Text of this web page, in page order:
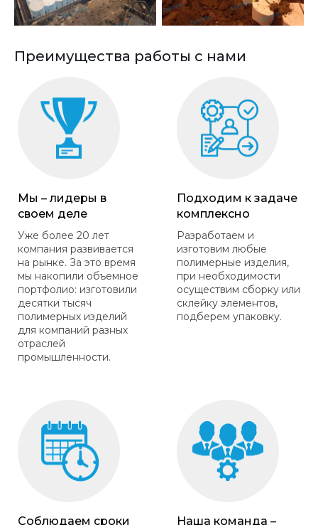
Преимущества работы с нами
Мы – лидеры в
своем деле
Уже более 20 лет
компания развивается
на рынке. За это время
мы накопили объемное
портфолио: изготовили
десятки тысяч
полимерных изделий
для компаний разных
отраслей
промышленности.
Подходим к задаче
комплексно
Разработаем и
изготовим любые
полимерные изделия,
при необходимости
осуществим сборку или
склейку элементов,
подберем упаковку.
Соблюдаем сроки
Наша команда –